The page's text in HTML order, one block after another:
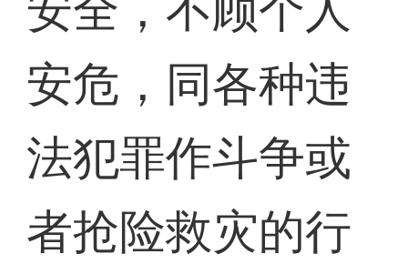
安危，同各种违
法犯罪作斗争或
者抢险救灾的行